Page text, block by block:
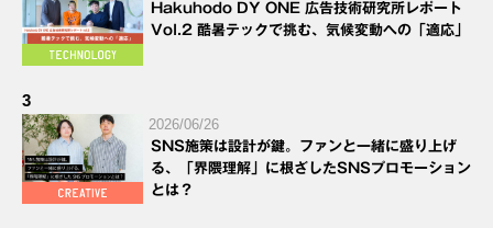
Hakuhodo DY ONE 広告技術研究所レポート
Vol.2 酷暑テックで挑む、気候変動への「適応」
3
2026/06/26
SNS施策は設計が鍵。ファンと一緒に盛り上げ
る、「界隈理解」に根ざしたSNSプロモーション
とは？